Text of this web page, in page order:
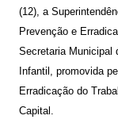
(12), a
Prevenção e
Secretaria Municipal
Infantil, promovida
Erradicação do
Capital.